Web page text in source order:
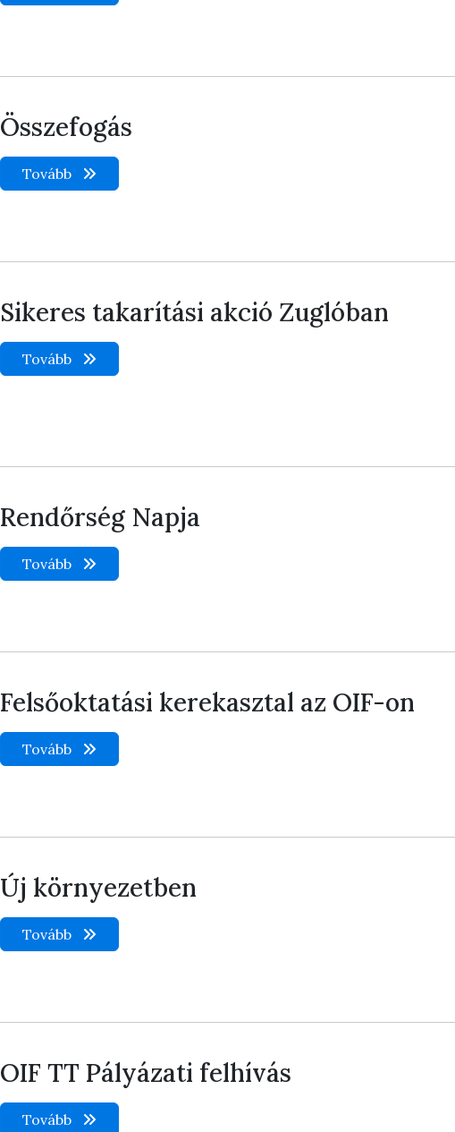
Összefogás
Tovább
Sikeres takarítási akció Zuglóban
Tovább
Rendőrség Napja
Tovább
Felsőoktatási kerekasztal az OIF-on
Tovább
Új környezetben
Tovább
OIF TT Pályázati felhívás
Tovább